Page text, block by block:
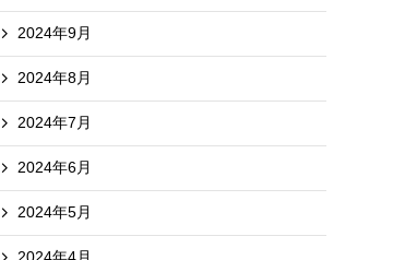
2024年9月
2024年8月
2024年7月
2024年6月
2024年5月